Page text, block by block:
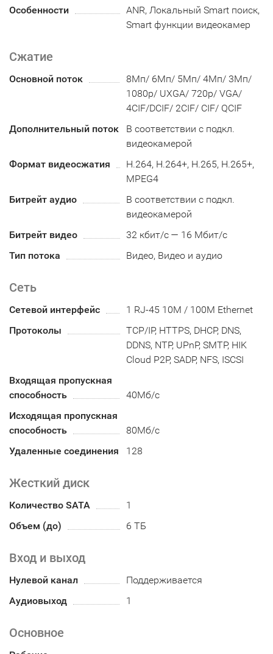
Особенности
ANR, Локальный Smart поиск,
Smart функции видеокамер
Сжатие
Основной поток
8Мп/ 6Мп/ 5Мп/ 4Мп/ 3Мп/
1080p/ UXGA/ 720p/ VGA/
4CIF/DCIF/ 2CIF/ CIF/ QCIF
Дополнительный поток
В соответствии с подкл.
видеокамерой
Формат видеосжатия
H.264, H.264+, H.265, H.265+,
MPEG4
Битрейт аудио
В соответствии с подкл.
видеокамерой
Битрейт видео
32 кбит/с — 16 Мбит/с
Тип потока
Видео, Видео и аудио
Сеть
Сетевой интерфейс
1 RJ-45 10M / 100M Ethernet
Протоколы
TCP/IP, HTTPS, DHCP, DNS,
DDNS, NTP, UPnP, SMTP, HIK
Cloud P2P, SADP, NFS, ISCSI
Входящая пропускная
способность
40Мб/с
Исходящая пропускная
способность
80Мб/с
Удаленные соединения
128
Жесткий диск
Количество SATA
1
Объем (до)
6 ТБ
Вход и выход
Нулевой канал
Поддерживается
Аудиовыход
1
Основное